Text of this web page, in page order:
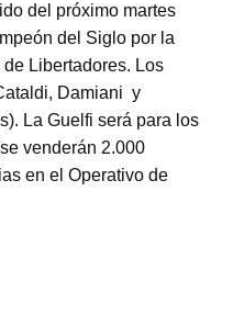
del próximo martes
del Siglo por la
Libertadores. Los
Damiani y
La Guelfi será para los
venderán 2.000
en el Operativo de